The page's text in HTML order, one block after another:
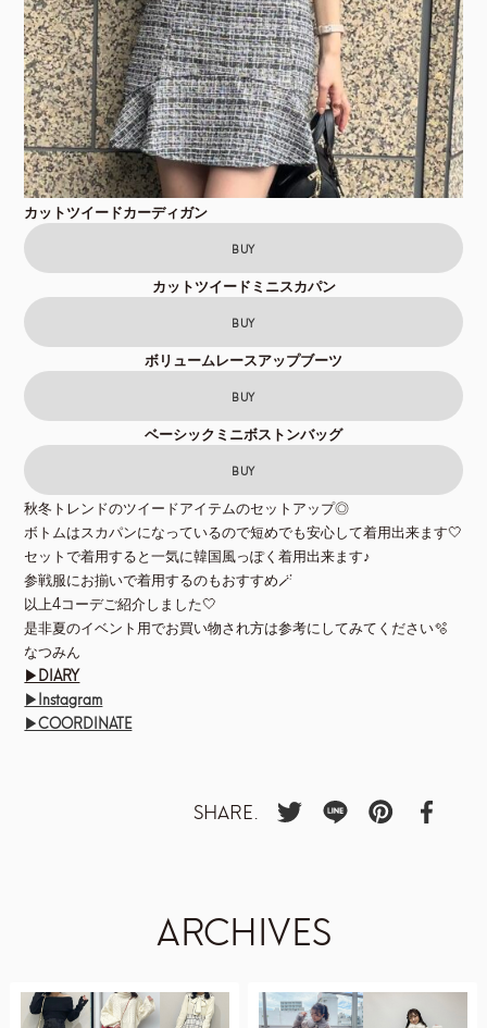
カットツイードカーディガン
BUY
カットツイードミニスカパン
BUY
ボリュームレースアップブーツ
BUY
ベーシックミニボストンバッグ
BUY
秋冬トレンドのツイードアイテムのセットアップ◎
ボトムはスカパンになっているので短めでも安心して着用出来ます🤍
セットで着用すると一気に韓国風っぽく着用出来ます♪
参戦服にお揃いで着用するのもおすすめ🪄
以上4コーデご紹介しました🤍
是非夏のイベント用でお買い物され方は参考にしてみてください🫧
なつみん
▶DIARY
▶Instagram
▶COORDINATE
SHARE.
ARCHIVES